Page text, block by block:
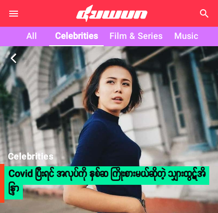
search
All Celebrities Film & Series Music
arrow_back_ios
Celebrities
Covid ပြီးရင် အလုပ်ကို နှစ်ဆ ကြိုးစားမယ်ဆိုတဲ့ သျှားထွဋ်အိ
န္ဒြာ